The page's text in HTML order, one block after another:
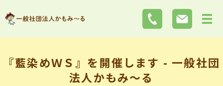
『藍染めＷＳ』を開催します - 一般社団
法人かもみ～る